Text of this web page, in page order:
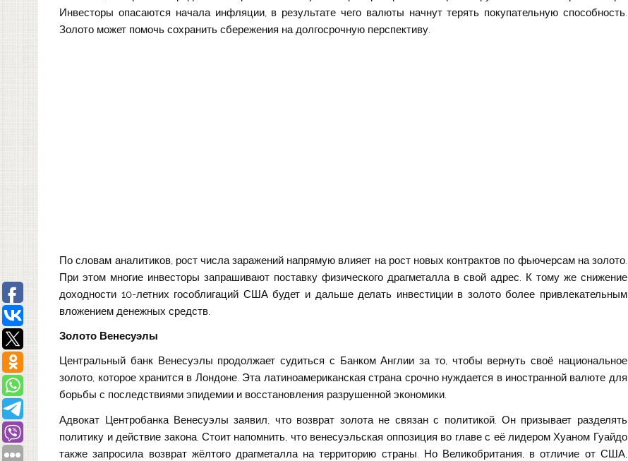
Инвесторы опасаются начала инфляции, в результате чего валюты начнут терять покупательную способность.
Золото может помочь сохранить сбережения на долгосрочную перспективу.
По словам аналитиков, рост числа заражений напрямую влияет на рост новых контрактов по фьючерсам на золото.
При этом многие инвесторы запрашивают поставку физического драгметалла в свой адрес. К тому же снижение
доходности 10-летних гособлигаций США будет и дальше делать инвестиции в золото более привлекательным
вложением денежных средств.
Золото Венесуэлы
Центральный банк Венесуэлы продолжает судиться с Банком Англии за то, чтобы вернуть своё национальное
золото, которое хранится в Лондоне. Эта латиноамериканская страна срочно нуждается в иностранной валюте для
борьбы с последствиями эпидемии и восстановления разрушенной экономики.
Адвокат Центробанка Венесуэлы заявил, что возврат золота не связан с политикой. Он призывает разделять
политику и действие закона. Стоит напомнить, что венесуэльская оппозиция во главе с её лидером Хуаном Гуайдо
также запросила возврат жёлтого драгметалла на территорию страны. Но Великобритания, в отличие от США,